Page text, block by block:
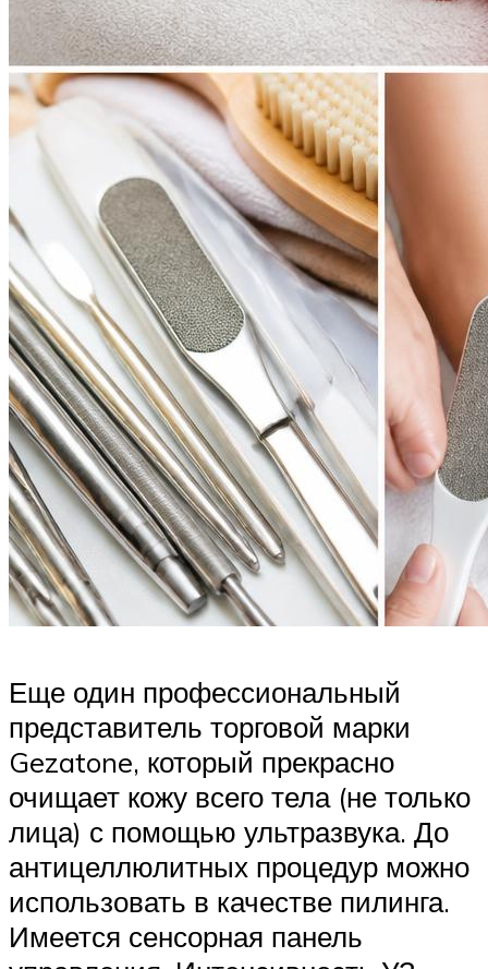
Еще один профессиональный
представитель торговой марки
Gezatone, который прекрасно
очищает кожу всего тела (не только
лица) с помощью ультразвука. До
антицеллюлитных процедур можно
использовать в качестве пилинга.
Имеется сенсорная панель